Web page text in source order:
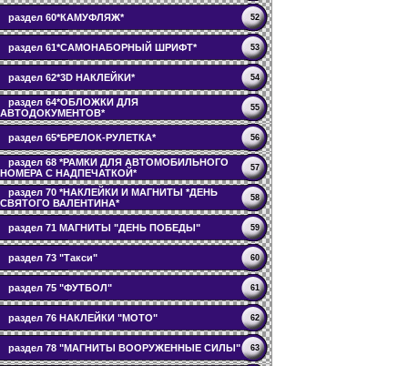
раздел 60*КАМУФЛЯЖ* 52
раздел 61*САМОНАБОРНЫЙ ШРИФТ* 53
раздел 62*3D НАКЛЕЙКИ* 54
раздел 64*ОБЛОЖКИ ДЛЯ
АВТОДОКУМЕНТОВ*
55
раздел 65*БРЕЛОК-РУЛЕТКА* 56
раздел 68 *РАМКИ ДЛЯ АВТОМОБИЛЬНОГО
НОМЕРА С НАДПЕЧАТКОЙ*
57
раздел 70 *НАКЛЕЙКИ И МАГНИТЫ *ДЕНЬ
СВЯТОГО ВАЛЕНТИНА*
58
раздел 71 МАГНИТЫ "ДЕНЬ ПОБЕДЫ" 59
раздел 73 "Такси" 60
раздел 75 "ФУТБОЛ" 61
раздел 76 НАКЛЕЙКИ "МОТО" 62
раздел 78 "МАГНИТЫ ВООРУЖЕННЫЕ СИЛЫ" 63